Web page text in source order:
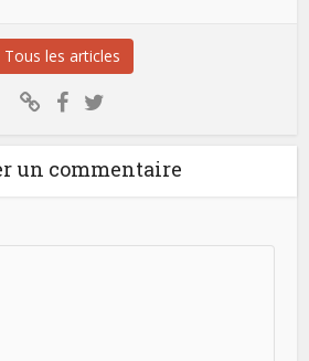
Tous les articles
un commentaire